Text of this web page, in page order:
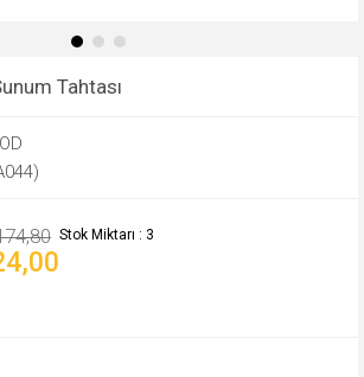
Tahtası
Stok Miktarı : 3